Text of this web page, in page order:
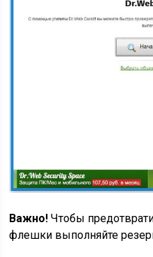
Важно! Чтобы
флешки выполняйте